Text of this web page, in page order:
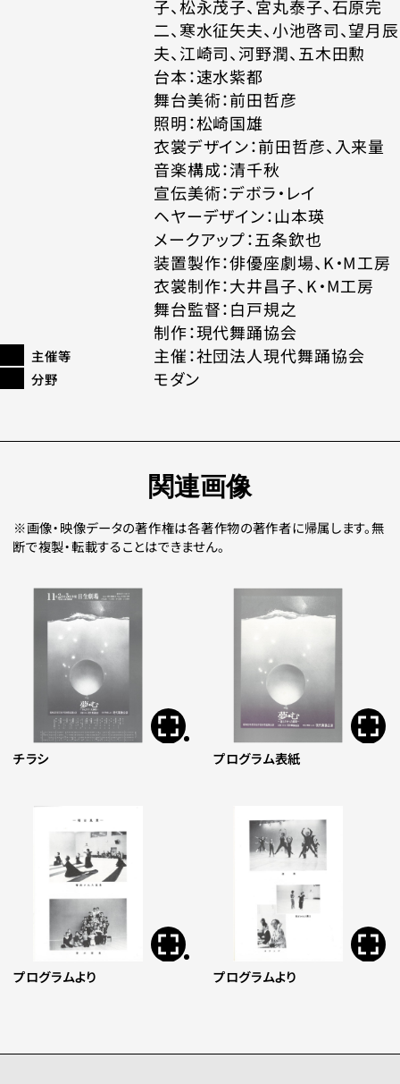
子、松永茂子、宮丸泰子、石原完
二、寒水征矢夫、小池啓司、望月辰
夫、江崎司、河野潤、五木田勲
台本：速水紫都
舞台美術：前田哲彦
照明：松崎国雄
衣裳デザイン：前田哲彦、入来量
音楽構成：清千秋
宣伝美術：デボラ・レイ
ヘヤーデザイン：山本瑛
メークアップ：五条欽也
装置製作：俳優座劇場、K・M工房
衣裳制作：大井昌子、K・M工房
舞台監督：白戸規之
制作：現代舞踊協会
主催等 主催：社団法人現代舞踊協会
分野 モダン
関連画像
画像・映像データの著作権は各著作物の著作者に帰属します。無
断で複製・転載することはできません。
チラシ プログラム表紙
プログラムより プログラムより